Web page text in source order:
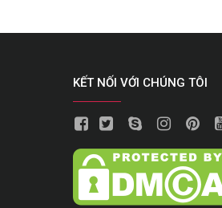
KẾT NỐI VỚI CHÚNG TÔI